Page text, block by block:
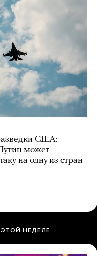
США:
может
на одну из стран
НЕДЕЛЕ